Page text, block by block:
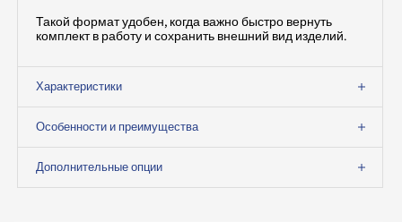
Такой формат удобен, когда важно быстро вернуть
комплект в работу и сохранить внешний вид изделий.
Характеристики
Особенности и преимущества
Дополнительные опции